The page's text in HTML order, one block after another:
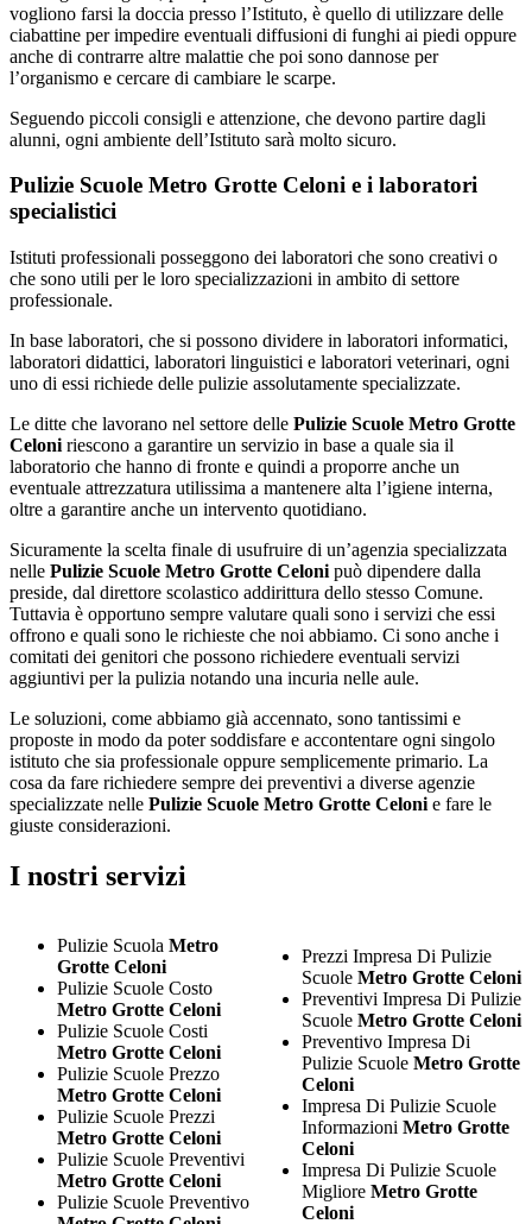
vogliono farsi la doccia presso l’Istituto, è quello di utilizzare delle
ciabattine per impedire eventuali diffusioni di funghi ai piedi oppure
anche di contrarre altre malattie che poi sono dannose per
l’organismo e cercare di cambiare le scarpe.
Seguendo piccoli consigli e attenzione, che devono partire dagli
alunni, ogni ambiente dell’Istituto sarà molto sicuro.
Pulizie Scuole Metro Grotte Celoni e i laboratori
specialistici
Istituti professionali posseggono dei laboratori che sono creativi o
che sono utili per le loro specializzazioni in ambito di settore
professionale.
In base laboratori, che si possono dividere in laboratori informatici,
laboratori didattici, laboratori linguistici e laboratori veterinari, ogni
uno di essi richiede delle pulizie assolutamente specializzate.
Le ditte che lavorano nel settore delle Pulizie Scuole Metro Grotte
Celoni riescono a garantire un servizio in base a quale sia il
laboratorio che hanno di fronte e quindi a proporre anche un
eventuale attrezzatura utilissima a mantenere alta l’igiene interna,
oltre a garantire anche un intervento quotidiano.
Sicuramente la scelta finale di usufruire di un’agenzia specializzata
nelle Pulizie Scuole Metro Grotte Celoni può dipendere dalla
preside, dal direttore scolastico addirittura dello stesso Comune.
Tuttavia è opportuno sempre valutare quali sono i servizi che essi
offrono e quali sono le richieste che noi abbiamo. Ci sono anche i
comitati dei genitori che possono richiedere eventuali servizi
aggiuntivi per la pulizia notando una incuria nelle aule.
Le soluzioni, come abbiamo già accennato, sono tantissimi e
proposte in modo da poter soddisfare e accontentare ogni singolo
istituto che sia professionale oppure semplicemente primario. La
cosa da fare richiedere sempre dei preventivi a diverse agenzie
specializzate nelle Pulizie Scuole Metro Grotte Celoni e fare le
giuste considerazioni.
I nostri servizi
Pulizie Scuola Metro
Grotte Celoni
Pulizie Scuole Costo
Metro Grotte Celoni
Pulizie Scuole Costi
Metro Grotte Celoni
Pulizie Scuole Prezzo
Metro Grotte Celoni
Pulizie Scuole Prezzi
Metro Grotte Celoni
Pulizie Scuole Preventivi
Metro Grotte Celoni
Pulizie Scuole Preventivo
Prezzi Impresa Di Pulizie
ScuoleMetro Grotte Celoni
Preventivi Impresa Di Pulizie
ScuoleMetro Grotte Celoni
Preventivo Impresa Di
Pulizie ScuoleMetro Grotte
Celoni
Impresa Di Pulizie Scuole
InformazioniMetro Grotte
Celoni
Impresa Di Pulizie Scuole
MiglioreMetro Grotte
Celoni